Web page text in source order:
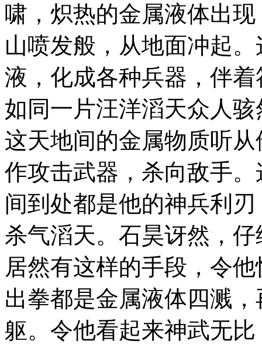
啸，炽热的金属液体出
山喷发般，从地面冲起
液，化成各种兵器，伴
如同一片汪洋滔天众人
这天地间的金属物质听
作攻击武器，杀向敌手
间到处都是他的神兵利
杀气滔天。石昊讶然，
居然有这样的手段，令
出拳都是金属液体四溅
躯。令他看起来神武无